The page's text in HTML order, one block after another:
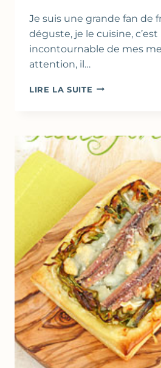
Je suis une grande fan de
déguste, je le cuisine, c’est
incontournable de mes
attention, il…
LIRE LA SUITE FEUILLETÉS
CURCUMA
&
COMTÉ